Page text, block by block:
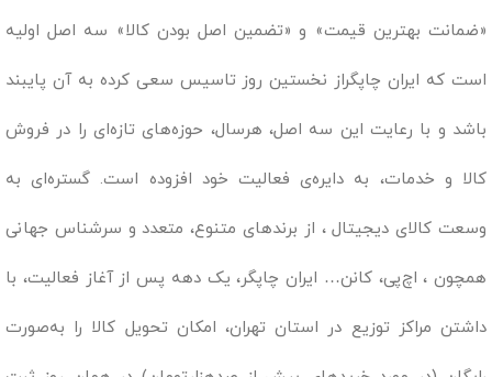
«ضمانت بهترین قیمت» و «تضمین اصل بودن کالا» سه اصل اولیه
است که ایران چاپگراز نخستین روز تاسیس سعی کرده به آن پایبند
باشد و با رعایت این سه اصل، هرسال، حوزه‌های تازه‌ای را در فروش
کالا و خدمات، به دایره‌ی فعالیت خود افزوده است. گستره‌ای به
وسعت کالای دیجیتال ، از برندهای متنوع، متعدد و سرشناس جهانی
همچون ، اچ‌پی، کانن… ایران چاپگر، یک دهه پس از آغاز فعالیت، با
داشتن مراکز توزیع در استان تهران، امکان تحویل کالا را به‌صورت